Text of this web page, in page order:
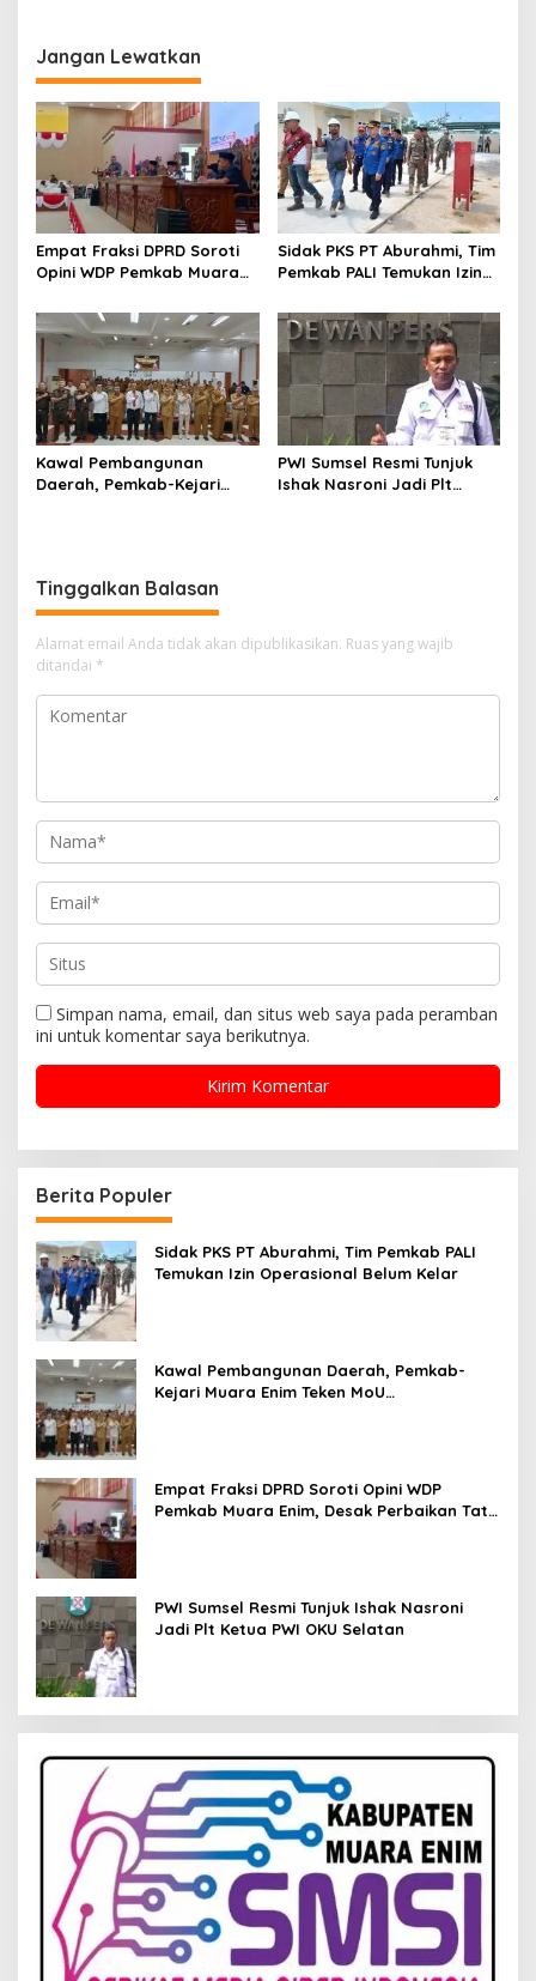
Jangan Lewatkan
Empat Fraksi DPRD Soroti
Opini WDP Pemkab Muara
Kelola Keuangan
Sidak PKS PT Aburahmi, Tim
Pemkab PALI Temukan Izin
Kawal Pembangunan
Daerah, Pemkab-Kejari
PWI Sumsel Resmi Tunjuk
Ishak Nasroni Jadi Plt
Tinggalkan Balasan
Alamat email Anda tidak akan dipublikasikan. Ruas yang wajib
ditandai *
Simpan nama, email, dan situs web saya pada peramban
ini untuk komentar saya berikutnya.
Berita Populer
Sidak PKS PT Aburahmi, Tim Pemkab PALI
Temukan Izin Operasional Belum Kelar
Kawal Pembangunan Daerah, Pemkab-
Kejari Muara Enim Teken MoU
Empat Fraksi DPRD Soroti Opini WDP
Pemkab Muara Enim, Desak Perbaikan Tata
PWI Sumsel Resmi Tunjuk Ishak Nasroni
Jadi Plt Ketua PWI OKU Selatan